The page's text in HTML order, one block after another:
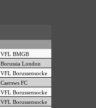
VFL BMGB
Borussia London
VFL Borussensocke
Caersws FC
VFL Borussensocke
VFL Borussensocke